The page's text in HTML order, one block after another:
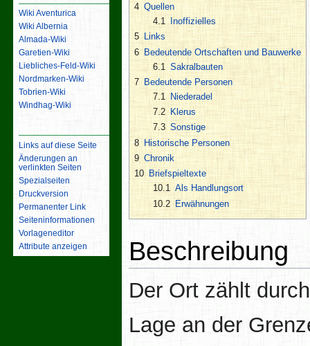
4 Quellen
4.1
Inoffizielles
5 Links
6 Bedeutende Ortschaften und Bauwerke
6.1 Sakralbauten
7 Bedeutende Personen
7.1
Niederadel
7.2
Klerus
7.3 Sonstige
8 Historische Personen
9 Chronik
10 Briefspieltexte
10.1 Als Handlungsort
10.2
Erwähnungen
Beschreibung
Der Ort zählt
Lage an der
Wiki Aventurica
Wiki Albernia
Almada-Wiki
Garetien-Wiki
Liebliches-Feld-Wiki
Nordmarken-Wiki
Tobrien-Wiki
Windhag-Wiki
Links auf diese Seite
Änderungen an
verlinkten Seiten
Spezialseiten
Druckversion
Permanenter Link
Seiten­­informationen
Vorlageneditor
Attribute anzeigen